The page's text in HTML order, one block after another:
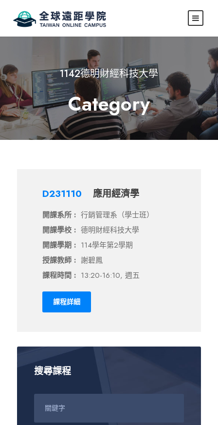
1142德明財經科技大學
Category
D231110 應用經濟學
開課系所 : 行銷管理系（學士班）
開課學校 : 德明財經科技大學
開課學期 : 114學年第2學期
授課教師 : 謝碧鳳
課程時間 : 13:20-16:10, 週五
課程詳細
搜尋課程